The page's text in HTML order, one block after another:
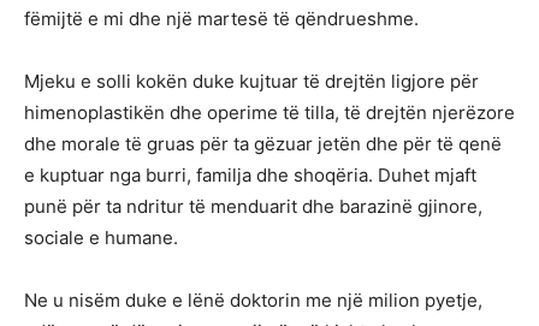
fëmijtë e mi dhe një martesë të qëndrueshme.
Mjeku e solli kokën duke kujtuar të drejtën ligjore për
himenoplastikën dhe operime të tilla, të drejtën njerëzore
dhe morale të gruas për ta gëzuar jetën dhe për të qenë
e kuptuar nga burri, familja dhe shoqëria. Duhet mjaft
punë për ta ndritur të menduarit dhe barazinë gjinore,
sociale e humane.
Ne u nisëm duke e lënë doktorin me një milion pyetje,